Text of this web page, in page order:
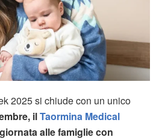
2025 si chiude con un unico
ilTaormina Medical
alle famiglie con